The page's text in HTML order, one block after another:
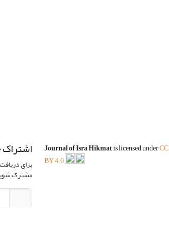
Journal of Isra Hikmatis licensed underCC
BY 4.0
اشتراک
برای
مشترک